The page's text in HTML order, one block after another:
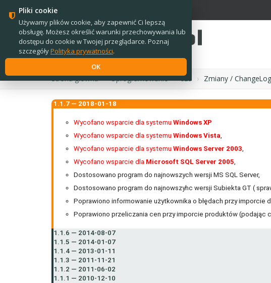
Strona główna › Oprogramowanie › e2s › Zmiany /
1.1.7 — 2018-01-18
Wycofano wsparcie dla systemu Windows XP
Wycofano wsparcie dla systemu Windows Vista,
Wycofano wsparcie dla systemu Windows Server 2003,
Wycofano wsparcie dla Microsoft SQL Server 2005,
Dostosowano program do najnowszych wersji MS SQL Server,
Dostosowano program do najnowszyhc wersji Subiekta GT (
Poprawiono informowanie użytkownika o błędach przy imporcie
Poprawiono przeliczania cen przy imporcie produktów
1.1.6 — 2014-08-07
1.1.5 — 2014-01-07
1.1.4 — 2013-01-11
1.1.3 — 2011-11-21
1.1.2 — 2011-06-02
1.1.1 — 2010-12-10
Pliki cookie
Używamy plików cookie, aby zapewnić Ci lepszą
obsługę. Możesz określić warunki przechowywania lub
dostępu do cookie w Twojej przeglądarce. Poznaj
szczegółyPolityka prywatności.
OK